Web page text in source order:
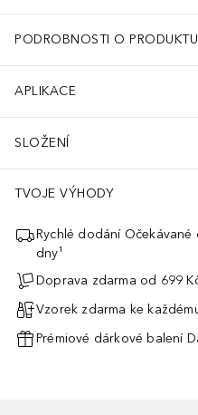
PODROBNOSTI O PRODUKTU
APLIKACE
SLOŽENÍ
TVOJE VÝHODY
Rychlé dodání
dny¹
Doprava zdarma od 699
Vzorek zdarma ke
Prémiové dárkové balení